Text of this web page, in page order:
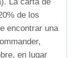
de los
encontrar una
en lugar